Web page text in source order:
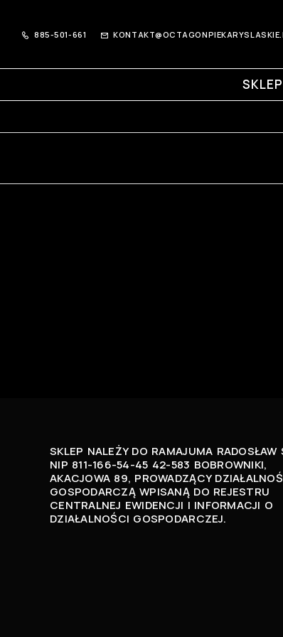
885-501-661
SKLEP
SKLEP NALEŻY DO RAMAJUMA RADOSŁAW
NIP 811-166-54-45 42-583 BOBROWNIKI,
AKACJOWA 89, PROWADZĄCY
GOSPODARCZĄ WPISANĄ DO REJESTRU
CENTRALNEJ EWIDENCJI I INFORMACJI O
DZIAŁALNOŚCI GOSPODARCZEJ.